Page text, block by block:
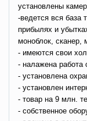
установлены
-ведется вся база
прибылях и
моноблок, сканер,
- имеются свои
- налажена работа
- установлена
- установлен
- товар на 9 млн.
- собственное